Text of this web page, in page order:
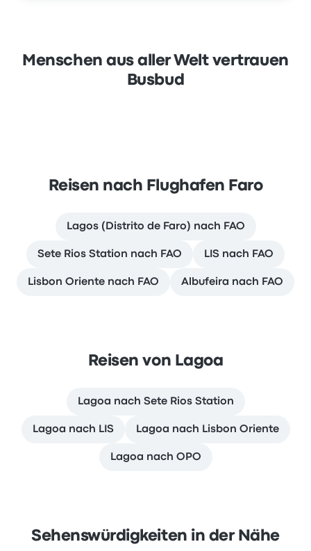
Menschen aus aller Welt vertrauen
Busbud
Reisen nach Flughafen Faro
Lagos (Distrito de Faro) nach FAO
Sete Rios Station nach FAO LIS nach FAO
Lisbon Oriente nach FAO Albufeira nach FAO
Reisen von Lagoa
Lagoa nach Sete Rios Station
Lagoa nach LIS Lagoa nach Lisbon Oriente
Lagoa nach OPO
Sehenswürdigkeiten in der Nähe